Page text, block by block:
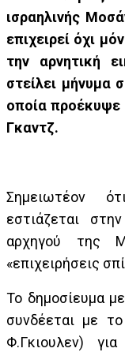
ισραηλινής
επιχειρεί όχι
την αρνητική
στείλει μήνυμα
οποία προέκυψε
Γκαντζ.
Σημειωτέον
εστιάζεται
αρχηγού της
«επιχειρήσεις
Το δημοσίευμα
συνδέεται με
Φ.Γκιουλεν)